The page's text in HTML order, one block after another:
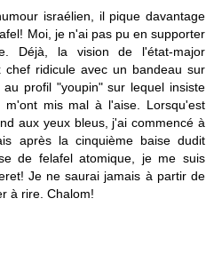
israélien, il pique davantage
Moi, je n'ai pas pu en supporter
Déjà, la vision de l'état-major
chef ridicule avec un bandeau sur
profil "youpin" sur lequel insiste
m'ont mis mal à l'aise. Lorsqu'est
aux yeux bleus, j'ai commencé à
après la cinquième baise dudit
de felafel atomique, je me suis
Je ne saurai jamais à partir de
à rire. Chalom!